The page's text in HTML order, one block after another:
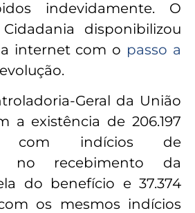
indevidamente. O
disponibilizou
internet com o passo a
Geral da União
a existência de 206.197
com indícios de
no recebimento da
do benefício e 37.374
os mesmos indícios